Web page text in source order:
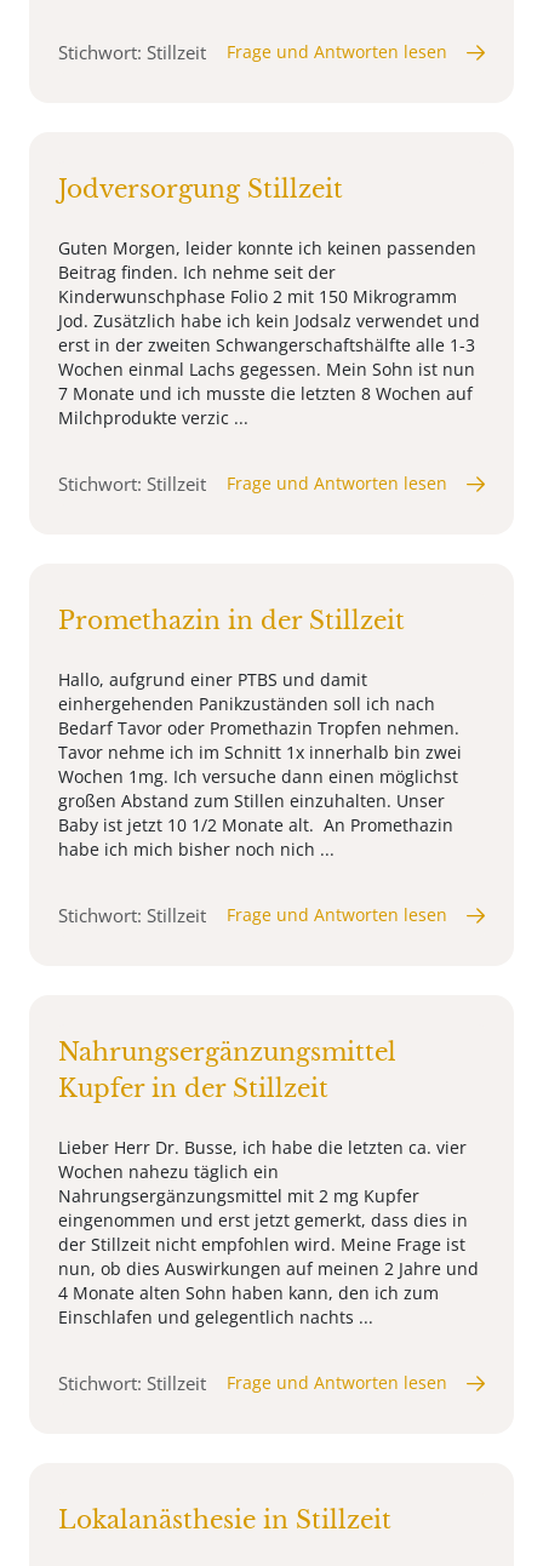
Stichwort: Stillzeit Frage und Antworten lesen
Jodversorgung Stillzeit
Guten Morgen, leider konnte ich keinen passenden
Beitrag finden. Ich nehme seit der
Kinderwunschphase Folio 2 mit 150 Mikrogramm
Jod. Zusätzlich habe ich kein Jodsalz verwendet und
erst in der zweiten Schwangerschaftshälfte alle 1-3
Wochen einmal Lachs gegessen. Mein Sohn ist nun
7 Monate und ich musste die letzten 8 Wochen auf
Milchprodukte verzic ...
Stichwort: Stillzeit Frage und Antworten lesen
Promethazin in der Stillzeit
Hallo, aufgrund einer PTBS und damit
einhergehenden Panikzuständen soll ich nach
Bedarf Tavor oder Promethazin Tropfen nehmen.
Tavor nehme ich im Schnitt 1x innerhalb bin zwei
Wochen 1mg. Ich versuche dann einen möglichst
großen Abstand zum Stillen einzuhalten. Unser
Baby ist jetzt 10 1/2 Monate alt. An Promethazin
habe ich mich bisher noch nich ...
Stichwort: Stillzeit Frage und Antworten lesen
Nahrungsergänzungsmittel
Kupfer in der Stillzeit
Lieber Herr Dr. Busse, ich habe die letzten ca. vier
Wochen nahezu täglich ein
Nahrungsergänzungsmittel mit 2 mg Kupfer
eingenommen und erst jetzt gemerkt, dass dies in
der Stillzeit nicht empfohlen wird. Meine Frage ist
nun, ob dies Auswirkungen auf meinen 2 Jahre und
4 Monate alten Sohn haben kann, den ich zum
Einschlafen und gelegentlich nachts ...
Stichwort: Stillzeit Frage und Antworten lesen
Lokalanästhesie in Stillzeit